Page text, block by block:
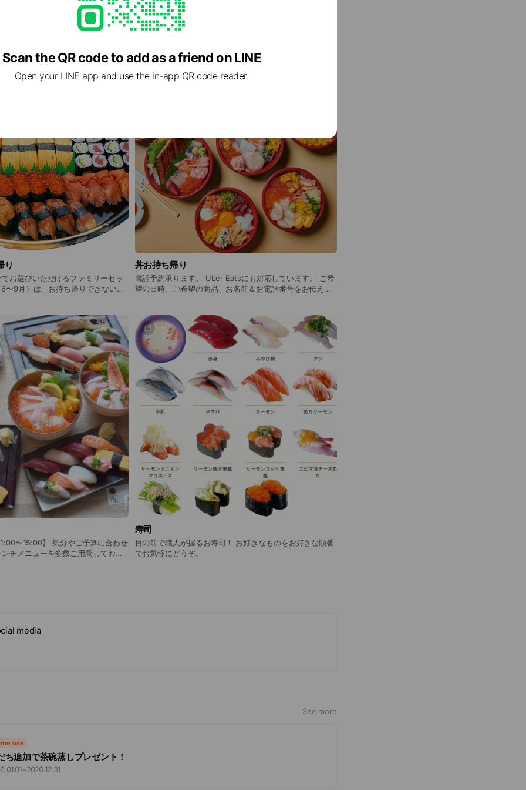
り
お選びいただけるファミリーセッ
い。
丼お持ち帰り
電話予約承ります。 Uber Eatsにも対応しています。 ご希
望の日時、ご希望の商品、お名前＆お電話番号をお伝えく
で、内容が変わる商品がございます。 貝類、サバ、カニ類
はお持ち帰りできなくなります。詳しくはお問い合わせく
ださい。
〜15:00】 気分やご予算に合わせ
チメニューを多数ご用意しており
寿司
目の前で職人が握るお寿司！ お好きなものをお好きな順番
でお気軽にどうぞ。
media
See more
use
ち追加で茶碗蒸しプレゼント！
~2026.12.31
Scan the QR code to add as a friend on LINE
Open your LINE app and use the in-app QR code reader.